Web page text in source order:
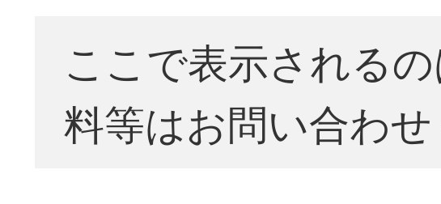
ここで表示される
料等はお問い合わ